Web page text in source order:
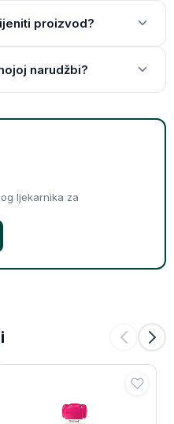
proizvod?
narudžbi?
ljekarnika za